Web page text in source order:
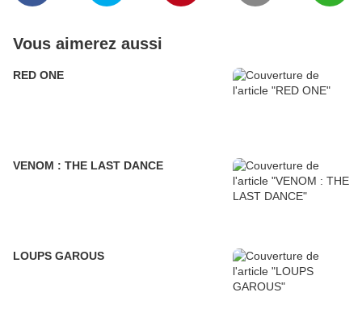
Vous aimerez aussi
RED ONE
VENOM : THE LAST DANCE
LOUPS GAROUS